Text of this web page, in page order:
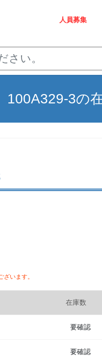
人員募集
100A329-3の
います。
在庫数
要確認
要確認